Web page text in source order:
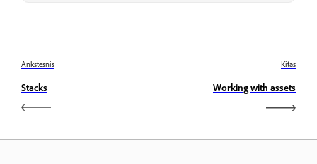
Ankstesnis
Stacks
Kitas
Working with assets